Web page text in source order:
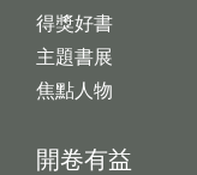
開卷有益
得獎好書
主題書展
焦點人物